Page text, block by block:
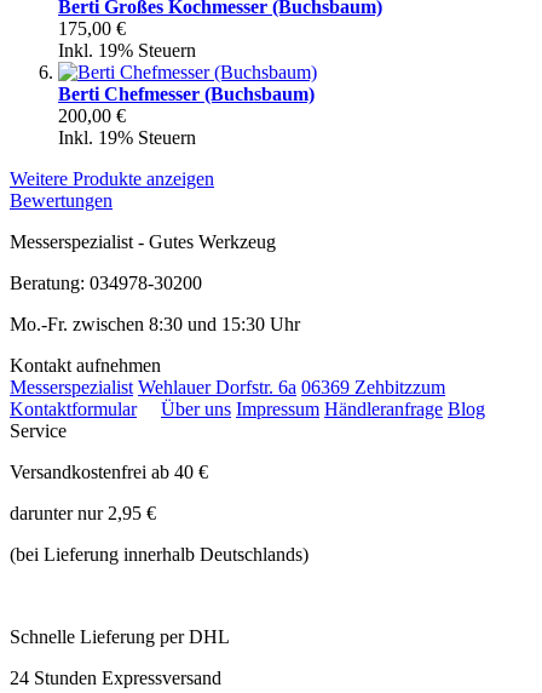
Berti Großes Kochmesser (Buchsbaum)
175,00 €
Inkl. 19% Steuern
Berti Chefmesser (Buchsbaum)
200,00 €
Inkl. 19% Steuern
Weitere Produkte anzeigen
Bewertungen
Messerspezialist - Gutes Werkzeug
Beratung: 034978-30200
Mo.-Fr. zwischen 8:30 und 15:30 Uhr
Kontakt aufnehmen
Messerspezialist Wehlauer Dorfstr. 6a 06369 Zehbitzzum
Kontaktformular
Über uns Impressum Händleranfrage Blog
Service
Versandkostenfrei ab 40 €
darunter nur 2,95 €
(bei Lieferung innerhalb Deutschlands)
Schnelle Lieferung per DHL
24 Stunden Expressversand